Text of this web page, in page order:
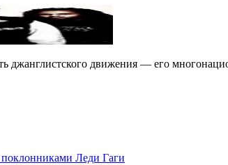
джанглистского движения — его
поклонниками Леди Гаги